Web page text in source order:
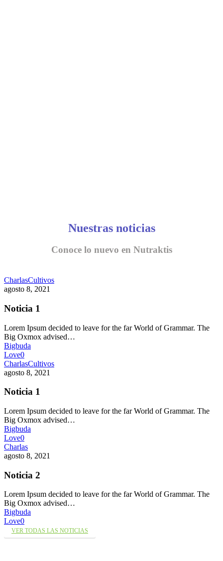
Nuestras noticias
Conoce lo nuevo en Nutraktis
CharlasCultivos
agosto 8, 2021
Noticia 1
Lorem Ipsum decided to leave for the far World of Grammar. The
Big Oxmox advised…
Bigbuda
Love0
CharlasCultivos
agosto 8, 2021
Noticia 1
Lorem Ipsum decided to leave for the far World of Grammar. The
Big Oxmox advised…
Bigbuda
Love0
Charlas
agosto 8, 2021
Noticia 2
Lorem Ipsum decided to leave for the far World of Grammar. The
Big Oxmox advised…
Bigbuda
Love0
VER TODAS LAS NOTICIAS